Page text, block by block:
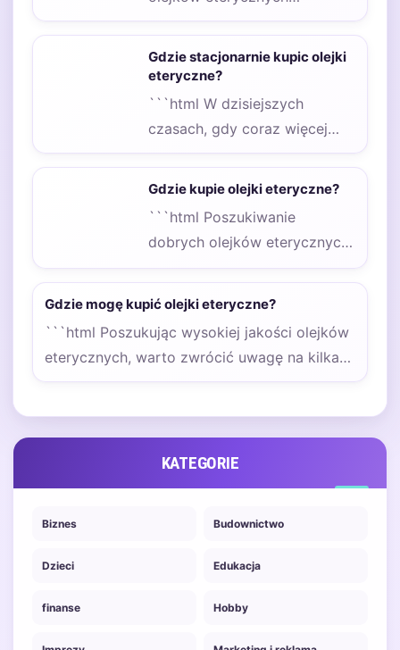
stacjonarnie zależy od
naszych priorytetów. Szukając
konkretnych, rzadkich
gatunków, warto…
Gdzie stacjonarnie kupic olejki
eteryczne?
```html W dzisiejszych
czasach, gdy coraz więcej
osób zwraca uwagę na
naturalne metody dbania o…
Gdzie kupie olejki eteryczne?
```html Poszukiwanie
dobrych olejków eterycznych
może być fascynującą
przez różnorodne kanały…
Gdzie mogę kupić olejki eteryczne?
```html Poszukując wysokiej jakości olejków
eterycznych, warto zwrócić uwagę na kilka
kluczowych aspektów, które zapewnią…
KATEGORIE
Biznes Budownictwo
Dzieci Edukacja
finanse Hobby